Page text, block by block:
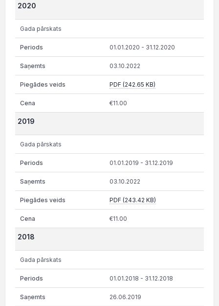
2020
Gada pārskats
01.01.2020 - 31.12.2020
03.10.2022
PDF (242.65 KB)
€11.00
2019
Gada pārskats
01.01.2019 - 31.12.2019
03.10.2022
PDF (243.42 KB)
€11.00
2018
Gada pārskats
01.01.2018 - 31.12.2018
26.06.2019